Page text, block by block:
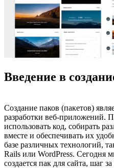
Введение в
Создание паков (пакетов)
разработки веб-приложений.
использовать код, собирать
вместе и обеспечивать их
базе различных технологий,
Rails или WordPress. Сегодня
создается пак для сайта, шаг